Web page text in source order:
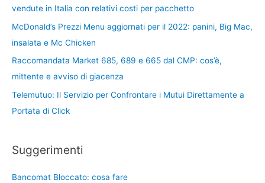
vendute in Italia con relativi costi per pacchetto
McDonald’s Prezzi Menu aggiornati per il 2022: panini, Big Mac,
insalata e Mc Chicken
Raccomandata Market 685, 689 e 665 dal CMP: cos’è,
mittente e avviso di giacenza
Telemutuo: Il Servizio per Confrontare i Mutui Direttamente a
Portata di Click
Suggerimenti
Bancomat Bloccato: cosa fare